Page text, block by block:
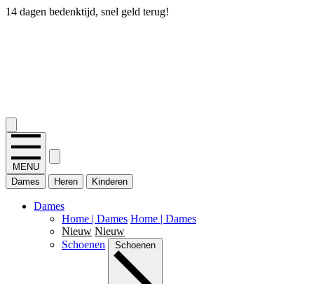
14 dagen bedenktijd, snel geld terug!
MENU
Dames
Heren Kinderen
Dames
Home | Dames Home | Dames
Nieuw Nieuw
Schoenen
Schoenen